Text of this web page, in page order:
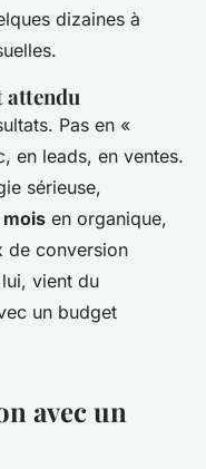
dizaines à
attendu
Pas en «
en leads, en ventes.
sérieuse,
en organique,
de conversion
vient du
un budget
avec un